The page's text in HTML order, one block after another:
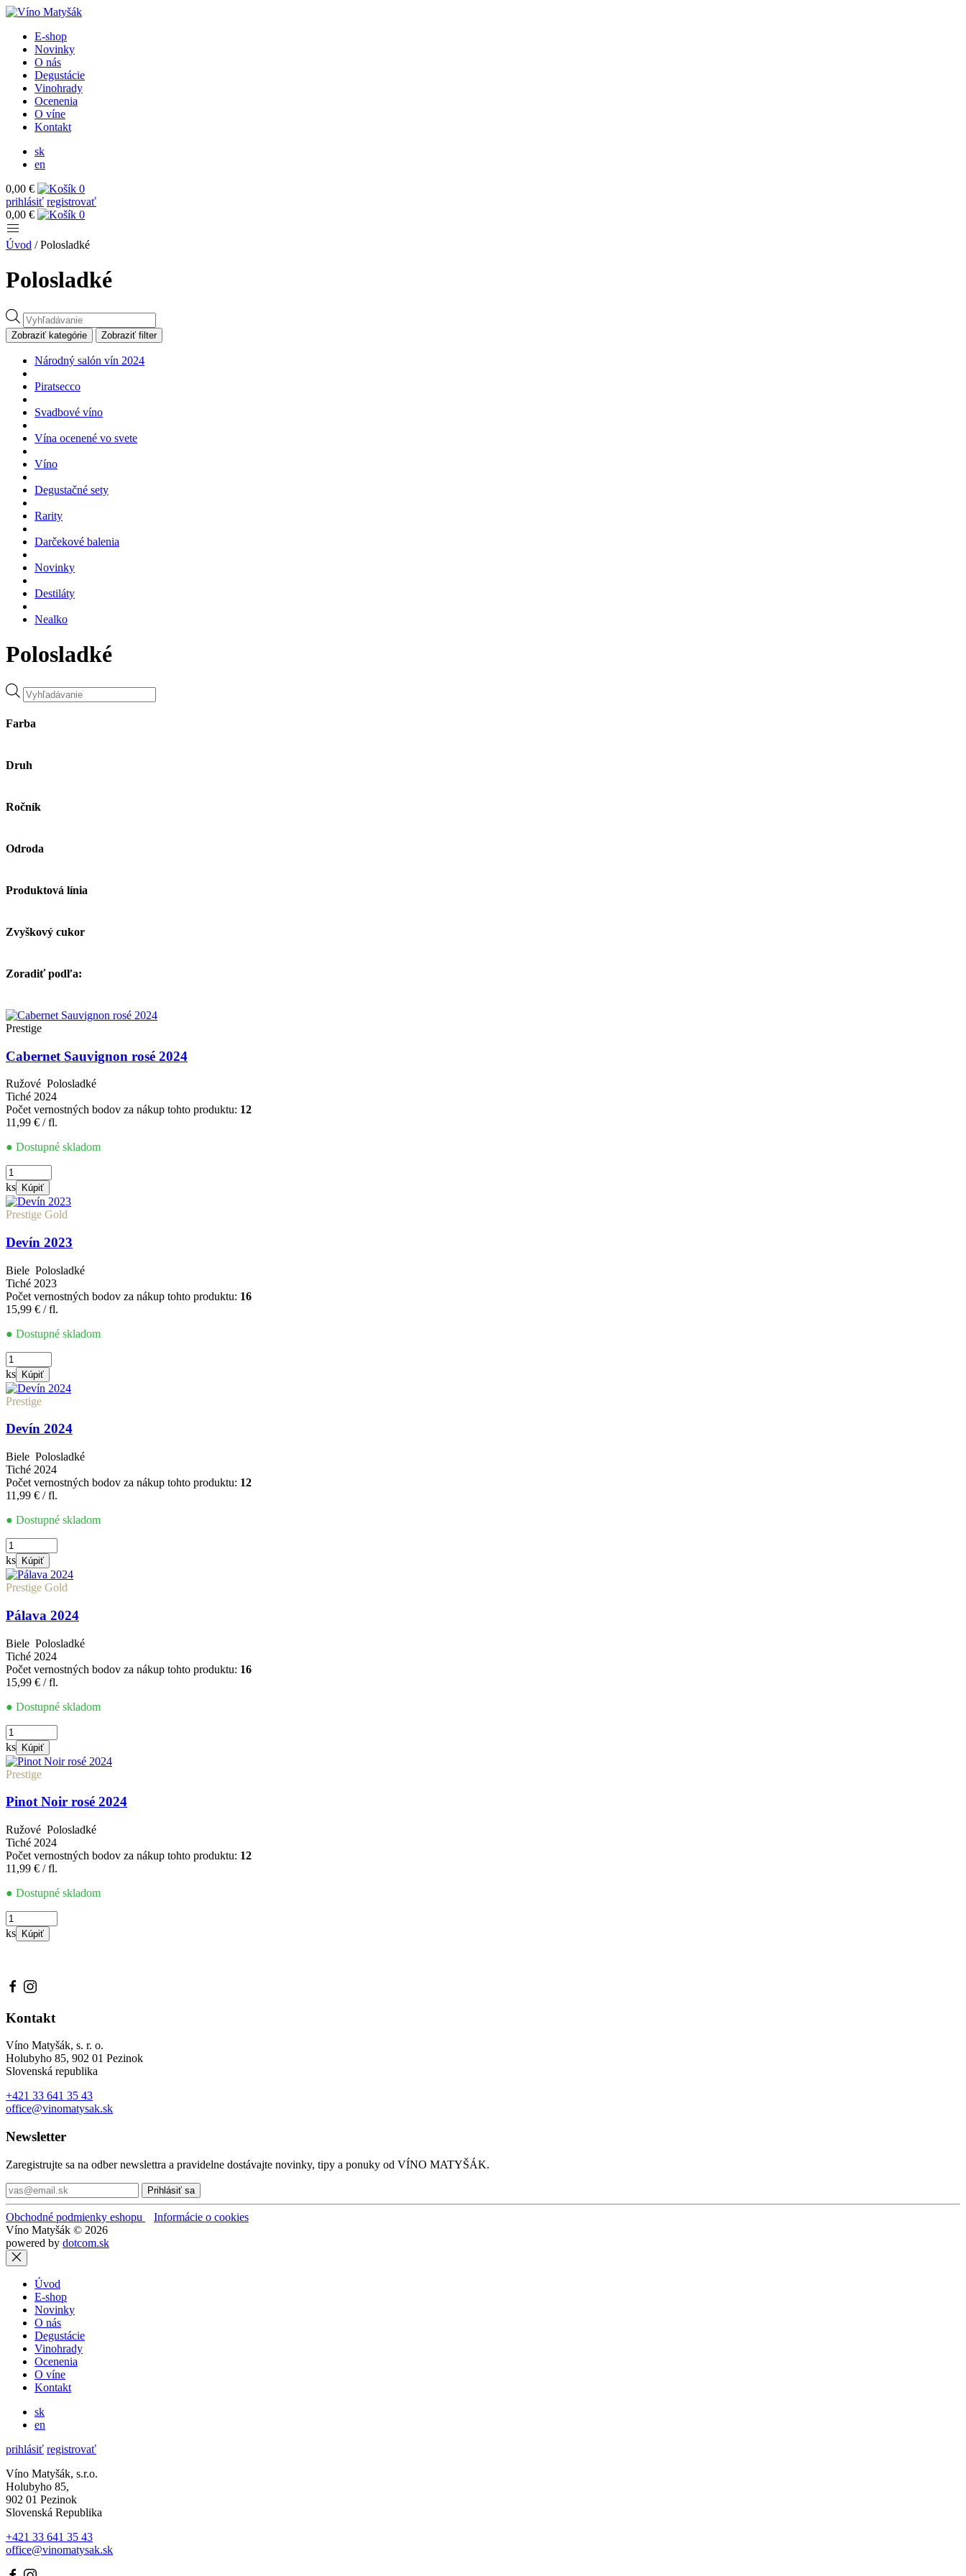
E-shop
Novinky
O nás
Degustácie
Vinohrady
Ocenenia
O víne
Kontakt
sk
en
0,00 €
0
prihlásiť registrovať
0,00 €
0
Úvod /Polosladké
Polosladké
Products
search
Zobraziť kategórie Zobraziť filter
Národný salón vín 2024
Piratsecco
Svadbové víno
Vína ocenené vo svete
Víno
Degustačné sety
Rarity
Darčekové balenia
Novinky
Destiláty
Nealko
Polosladké
Products
search
Farba
Druh
Ročník
Odroda
Produktová línia
Zvyškový cukor
Zoradiť podľa:
Prestige
Cabernet Sauvignon rosé 2024
Ružové Polosladké
Tiché 2024
Počet vernostných bodov za nákup tohto produktu: 12
11,99 € / fl.
● Dostupné skladom
množstvo
Cabernet
Sauvignon
rosé
2024
ks Kúpiť
Prestige Gold
Devín 2023
Biele Polosladké
Tiché 2023
Počet vernostných bodov za nákup tohto produktu: 16
15,99 € / fl.
● Dostupné skladom
množstvo
Devín
2023
ks Kúpiť
Prestige
Devín 2024
Biele Polosladké
Tiché 2024
Počet vernostných bodov za nákup tohto produktu: 12
11,99 € / fl.
● Dostupné skladom
množstvo
Devín
2024
ks Kúpiť
Prestige Gold
Pálava 2024
Biele Polosladké
Tiché 2024
Počet vernostných bodov za nákup tohto produktu: 16
15,99 € / fl.
● Dostupné skladom
množstvo
Pálava
2024
ks Kúpiť
Prestige
Pinot Noir rosé 2024
Ružové Polosladké
Tiché 2024
Počet vernostných bodov za nákup tohto produktu: 12
11,99 € / fl.
● Dostupné skladom
množstvo
Pinot
Noir
ks Kúpiť
Kontakt
Víno Matyšák, s. r. o.
Holubyho 85, 902 01 Pezinok
Slovenská republika
+421 33 641 35 43
office@vinomatysak.sk
Newsletter
Zaregistrujte sa na odber newslettra a pravidelne dostávajte novinky, tipy a ponuky od VÍNO MATYŠÁK.
Prihlásiť sa
Obchodné podmienky eshopu
Informácie o cookies
Víno Matyšák © 2026
powered by dotcom.sk
Úvod
E-shop
Novinky
O nás
Degustácie
Vinohrady
Ocenenia
O víne
Kontakt
sk
en
prihlásiť registrovať
Víno Matyšák, s.r.o.
Holubyho 85,
902 01 Pezinok
Slovenská Republika
+421 33 641 35 43
office@vinomatysak.sk